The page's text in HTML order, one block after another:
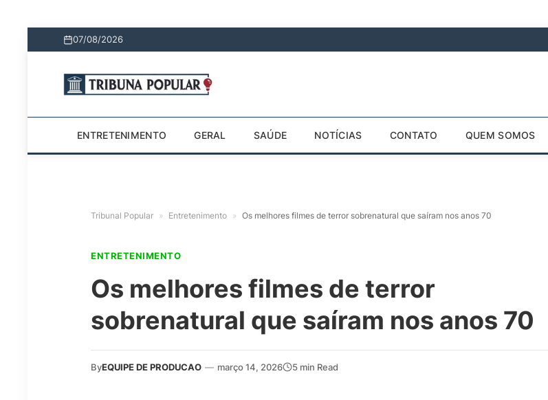
07/08/2026
ENTRETENIMENTO GERAL SAÚDE NOTÍCIAS CONTATO QUEM SOMOS
Tribunal Popular » Entretenimento » Os melhores filmes de terror sobrenatural que saíram nos anos 70
ENTRETENIMENTO
Os melhores filmes de terror
sobrenatural que saíram nos anos 70
ByEQUIPE DE PRODUCAO — março 14, 2026 5 min Read